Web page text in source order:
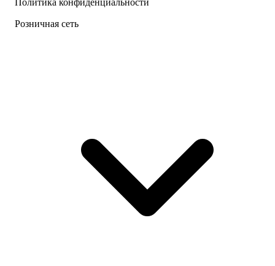
Политика конфиденциальности
Розничная сеть